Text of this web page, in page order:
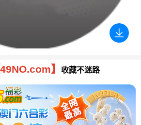
】 收藏不迷路